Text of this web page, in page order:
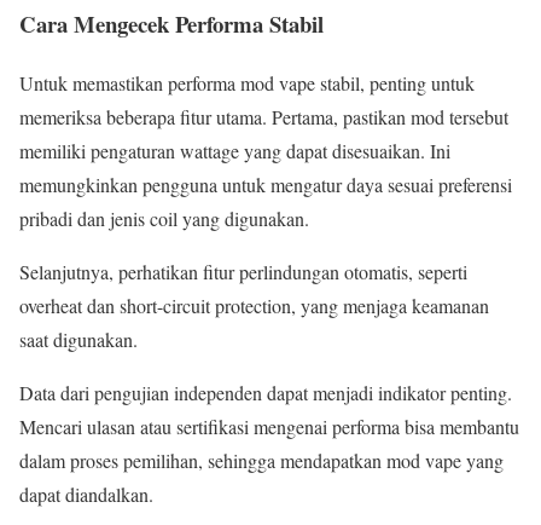
Cara Mengecek Performa Stabil
Untuk memastikan performa mod vape stabil, penting untuk
memeriksa beberapa fitur utama. Pertama, pastikan mod tersebut
memiliki pengaturan wattage yang dapat disesuaikan. Ini
memungkinkan pengguna untuk mengatur daya sesuai preferensi
pribadi dan jenis coil yang digunakan.
Selanjutnya, perhatikan fitur perlindungan otomatis, seperti
overheat dan short-circuit protection, yang menjaga keamanan
saat digunakan.
Data dari pengujian independen dapat menjadi indikator penting.
Mencari ulasan atau sertifikasi mengenai performa bisa membantu
dalam proses pemilihan, sehingga mendapatkan mod vape yang
dapat diandalkan.